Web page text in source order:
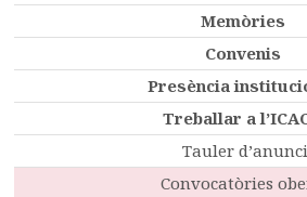
Memòries
Convenis
Presència
Treballar a
Tauler
Convocatòries